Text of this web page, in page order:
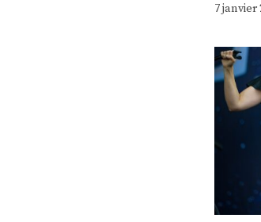
7 janvier